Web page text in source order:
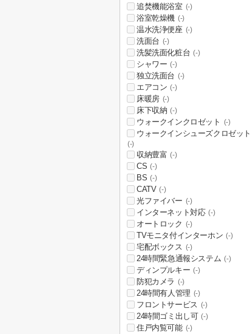
追焚機能浴室 (-)
浴室乾燥機 (-)
温水洗浄便座 (-)
洗面台 (-)
洗髪洗面化粧台 (-)
シャワー (-)
独立洗面台 (-)
エアコン (-)
床暖房 (-)
床下収納 (-)
ウォークインクロゼット (-)
ウォークインシューズクロゼット
(-)
収納豊富 (-)
CS (-)
BS (-)
CATV (-)
光ファイバー (-)
インターネット対応 (-)
オートロック (-)
TVモニタ付インターホン (-)
宅配ボックス (-)
24時間緊急通報システム (-)
ディンプルキー (-)
防犯カメラ (-)
24時間有人管理 (-)
フロントサービス (-)
24時間ゴミ出し可 (-)
住戸内覧可能 (-)